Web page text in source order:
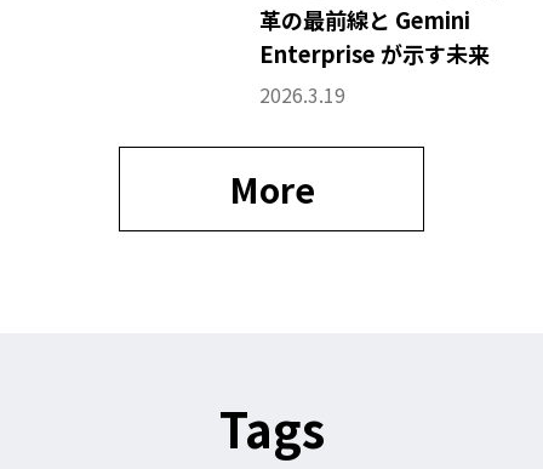
More
革の最前線と Gemini
Enterprise が示す未来
2026.3.19
Tags